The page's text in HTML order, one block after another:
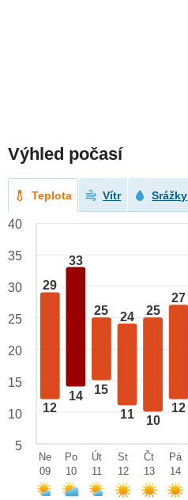
Výhled počasí
Teplota Vítr Srážky
29
12
33
14
25
15
24
11
25
10
27
12
40
35
30
25
20
15
10
5
Ne
09
Po
10
Út
11
St
12
Čt
13
Pá
14